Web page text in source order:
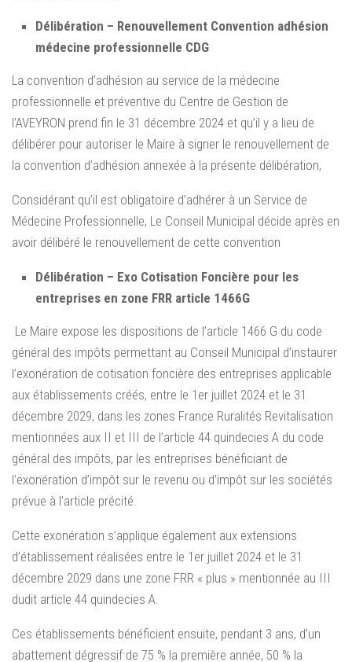
Délibération – Renouvellement Convention adhésion
médecine professionnelle CDG
La convention d’adhésion au service de la médecine
professionnelle et préventive du Centre de Gestion de
l’AVEYRON prend fin le 31 décembre 2024 et qu’il y a lieu de
délibérer pour autoriser le Maire à signer le renouvellement de
la convention d’adhésion annexée à la présente délibération,
Considérant qu’il est obligatoire d’adhérer à un Service de
Médecine Professionnelle, Le Conseil Municipal décide après en
avoir délibéré le renouvellement de cette convention
Délibération – Exo Cotisation Foncière pour les
entreprises en zone FRR article 1466G
Le Maire expose les dispositions de l’article 1466 G du code
général des impôts permettant au Conseil Municipal d’instaurer
l’exonération de cotisation foncière des entreprises applicable
aux établissements créés, entre le 1er juillet 2024 et le 31
décembre 2029, dans les zones France Ruralités Revitalisation
mentionnées aux II et III de l’article 44 quindecies A du code
général des impôts, par les entreprises bénéficiant de
l’exonération d’impôt sur le revenu ou d’impôt sur les sociétés
prévue à l’article précité.
Cette exonération s’applique également aux extensions
d’établissement réalisées entre le 1er juillet 2024 et le 31
décembre 2029 dans une zone FRR « plus » mentionnée au III
dudit article 44 quindecies A.
Ces établissements bénéficient ensuite, pendant 3 ans, d’un
abattement dégressif de 75 % la première année, 50 % la